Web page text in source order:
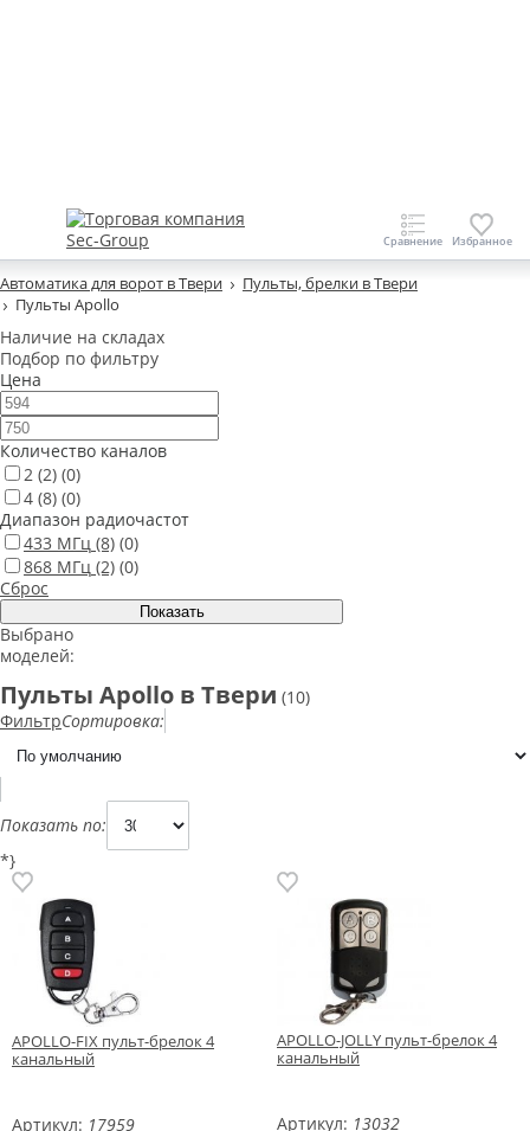
Автоматика для ворот в Твери
Пульты, брелки в Твери
Пульты Apollo
Наличие на складах
Подбор по фильтру
Цена
Количество каналов
2 (2) (0)
4 (8) (0)
Диапазон радиочастот
433 МГц (8) (0)
868 МГц (2) (0)
Сброс
Выбрано
моделей:
Пульты Apollo в Твери (10)
ФильтрСортировка:
Показать по:
*}
APOLLO-FIX пульт-брелок 4
канальный
Артикул: 17959
APOLLO-JOLLY пульт-брелок 4
канальный
Артикул: 13032